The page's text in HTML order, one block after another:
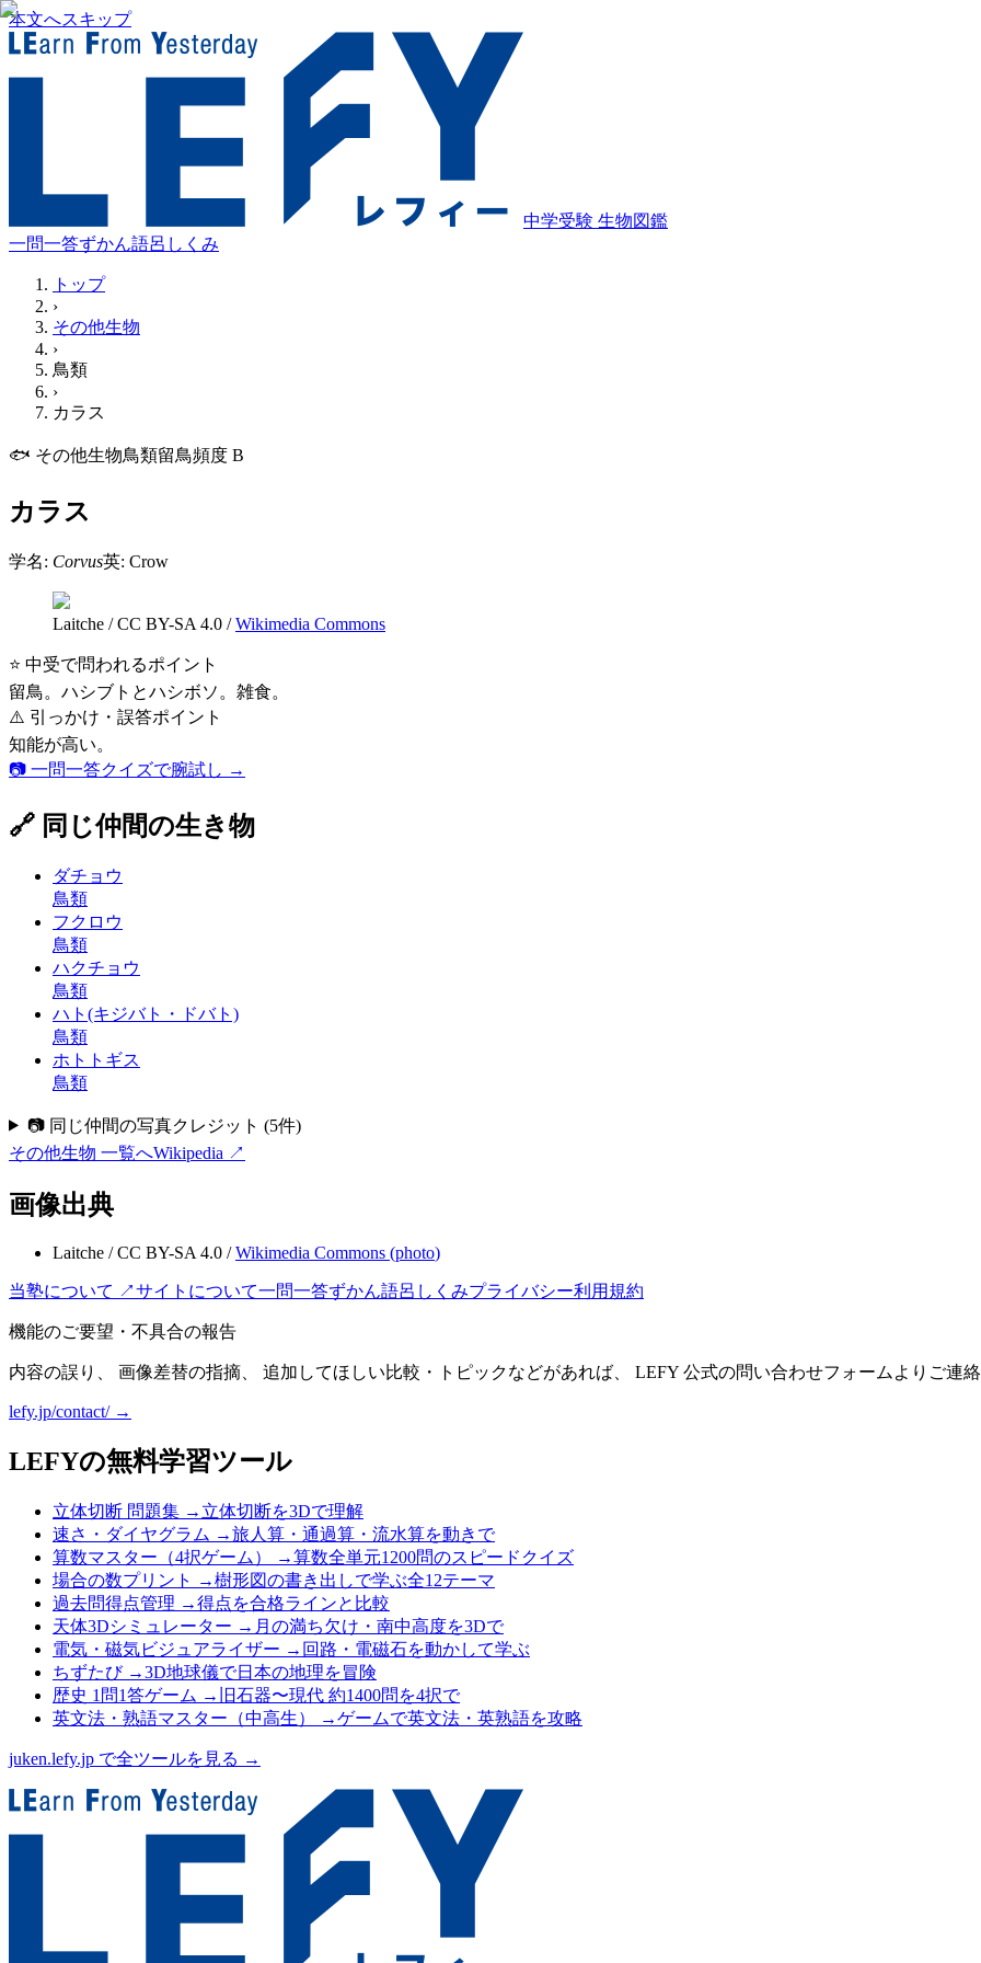
本文へスキップ
中学受験 生物図鑑
一問一答ずかん語呂 しくみ
トップ
›
その他生物
›
鳥類
›
カラス
🐟 その他生物鳥類留鳥頻度 B
カラス
学名: Corvus英: Crow
Laitche /CC BY-SA 4.0 / Wikimedia Commons
⭐ 中受で問われるポイント
留鳥。ハシブトとハシボソ。雑食。
⚠️ 引っかけ・誤答ポイント
知能が高い。
📷 一問一答クイズで腕試し →
🔗 同じ仲間の生き物
ダチョウ
鳥類
フクロウ
鳥類
ハクチョウ
鳥類
ハト(キジバト・ドバト)
鳥類
ホトトギス
鳥類
📷 同じ仲間の写真クレジット (5件)
その他生物 一覧へWikipedia ↗
画像出典
Laitche /CC BY-SA 4.0 / Wikimedia Commons (photo)
当塾について ↗サイトについて一問一答ずかん語呂 しくみプライバシー利用規約
機能のご要望・不具合の報告
内容の誤り、 画像差替の指摘、 追加してほしい比較・トピックなどがあれば、 LEFY 公式の問い合わせフォームよりご連絡
lefy.jp/contact/ →
LEFYの無料学習ツール
立体切断 問題集 → 立体切断を3Dで理解
速さ・ダイヤグラム →旅人算・通過算・流水算を動きで
算数マスター（4択ゲーム）
→算数全単元1200問のスピードクイズ
場合の数プリント
→樹形図の書き出しで学ぶ全12テーマ
過去問得点管理 →得点を合格ラインと比較
天体3Dシミュレーター → 月の満ち欠け・南中高度を3Dで
電気・磁気ビジュアライザー → 回路・電磁石を動かして学ぶ
ちずたび→3D地球儀で日本の地理を冒険
歴史 1問1答ゲーム → 旧石器〜現代 約1400問を4択で
英文法・熟語マスター（中高生）
→ゲームで英文法・英熟語を攻略
juken.lefy.jp で全ツールを見る →